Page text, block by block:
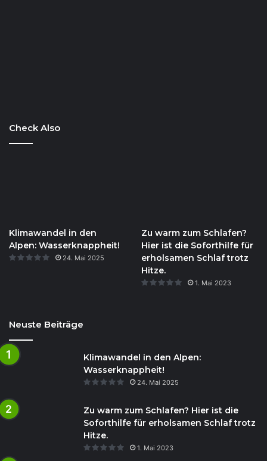
Check Also
Klimawandel in den
Alpen: Wasserknappheit!
24. Mai 2025
Zu warm zum Schlafen?
Hier ist die Soforthilfe für
erholsamen Schlaf trotz
Hitze.
1. Mai 2023
Neuste Beiträge
Klimawandel in den Alpen:
Wasserknappheit!
24. Mai 2025
Zu warm zum Schlafen? Hier ist die
Soforthilfe für erholsamen Schlaf trotz
Hitze.
1. Mai 2023